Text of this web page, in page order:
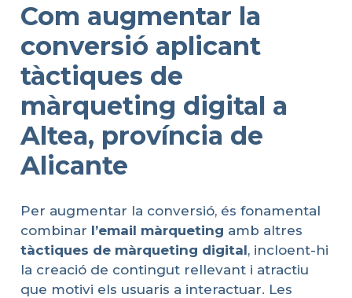
Com augmentar la
conversió aplicant
tàctiques de
màrqueting digital a
Altea, província de
Alicante
Per augmentar la conversió, és fonamental
combinar l’email màrqueting amb altres
tàctiques de màrqueting digital, incloent-hi
la creació de contingut rellevant i atractiu
que motivi els usuaris a interactuar. Les